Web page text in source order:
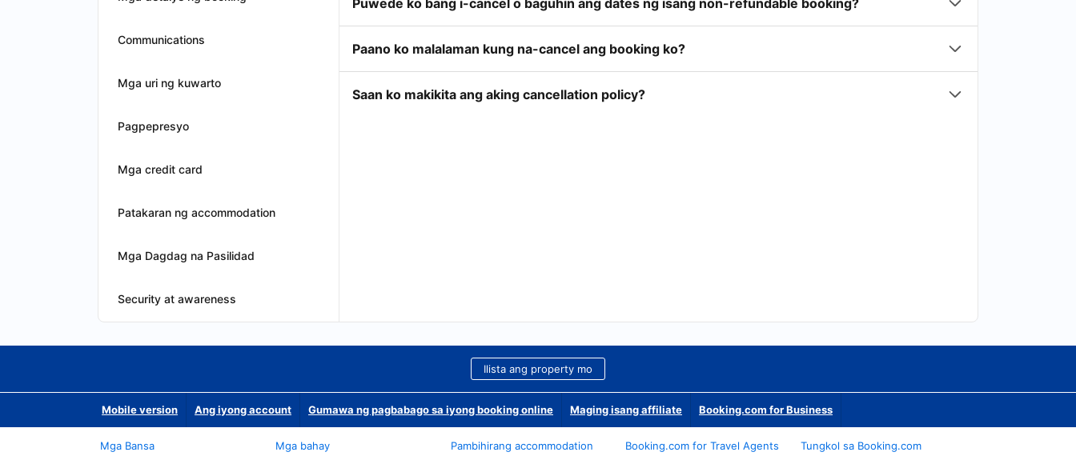
Communications
Mga uri ng kuwarto
Pagpepresyo
Mga credit card
Patakaran ng accommodation
Mga Dagdag na Pasilidad
Security at awareness
Puwede ko bang i-cancel o baguhin ang dates ng isang non-refundable booking?
Paano ko malalaman kung na-cancel ang booking ko?
Saan ko makikita ang aking cancellation policy?
Ilista ang property mo
Mobile version Ang iyong account Gumawa ng pagbabago sa iyong booking online Maging isang affiliate Booking.com for Business
Mga Bansa
Mga bahay
Pambihirang accommodation
Booking.com for Travel Agents
Tungkol sa Booking.com